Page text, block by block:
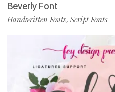
Beverly Font
Handwritten Fonts, Script Fonts